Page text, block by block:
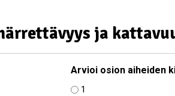
ja
Arvioi osion aiheiden
1